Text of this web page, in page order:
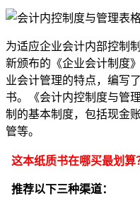
为适应企业会计内部控制
新颁布的《企业会计制度
业会计管理的特点，编写
书。《会计内控制度与管
制的基本制度，包括现金
管等。
这本纸质书在哪买最划算
推荐以下三种渠道：